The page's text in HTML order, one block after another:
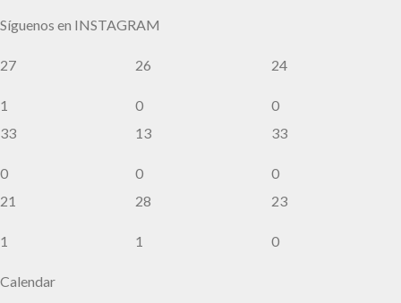
Síguenos en INSTAGRAM
27
1
26
0
24
0
33
0
13
0
33
0
21
1
28
1
23
0
Calendar